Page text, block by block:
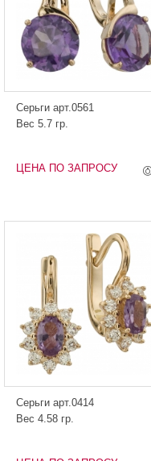
Серьги арт.0561
Вес 5.7 гр.
ЦЕНА ПО ЗАПРОСУ
Серьги арт.0414
Вес 4.58 гр.